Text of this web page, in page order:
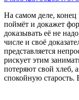
На самом деле, конец
поймёт и докажет
доказывать её не
числе и своё
представляется
рискует этим
потеряют свой хлеб,
спокойную старость.